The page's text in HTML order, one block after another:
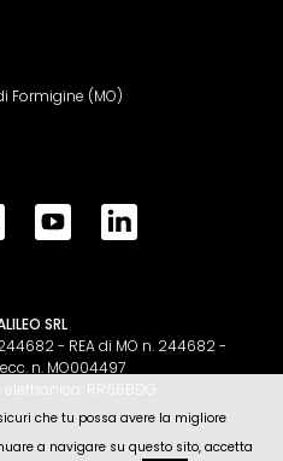
Formigine (MO)
SRL
- REA di MO n. 244682 -
n. MO004497
RR66BDG
che tu possa avere la migliore
a navigare su questo sito, accetta